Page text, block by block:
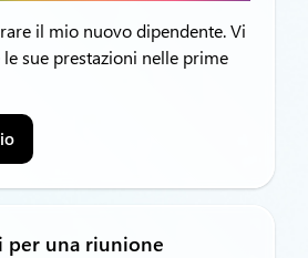
il mio nuovo dipendente. Vi
sue prestazioni nelle prime
per una riunione